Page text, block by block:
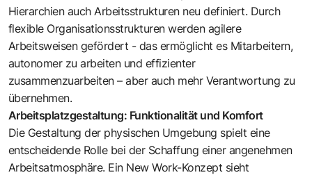
Hierarchien auch Arbeitsstrukturen neu definiert. Durch
flexible Organisationsstrukturen werden agilere
Arbeitsweisen gefördert - das ermöglicht es Mitarbeitern,
autonomer zu arbeiten und effizienter
zusammenzuarbeiten – aber auch mehr Verantwortung zu
übernehmen.
Arbeitsplatzgestaltung: Funktionalität und Komfort
Die Gestaltung der physischen Umgebung spielt eine
entscheidende Rolle bei der Schaffung einer angenehmen
Arbeitsatmosphäre. Ein New Work-Konzept sieht